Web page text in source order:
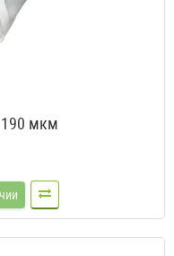
мкм